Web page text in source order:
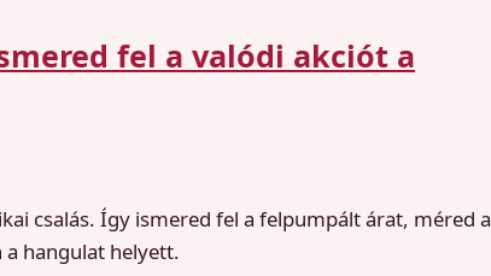
fel a valódi akciót a
csalás. Így ismered fel a felpumpált árat, méred a
hangulat helyett.